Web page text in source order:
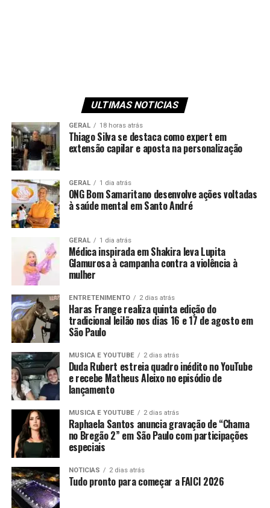
ULTIMAS NOTICIAS
GERAL 18 horas atrás
Thiago Silva se destaca como expert em
extensão capilar e aposta na personalização
GERAL 1 dia atrás
ONG Bom Samaritano desenvolve ações voltadas
à saúde mental em Santo André
GERAL 1 dia atrás
Médica inspirada em Shakira leva Lupita
Glamurosa à campanha contra a violência à
mulher
ENTRETENIMENTO 2 dias atrás
Haras Frange realiza quinta edição do
tradicional leilão nos dias 16 e 17 de agosto em
São Paulo
MUSICA E YOUTUBE 2 dias atrás
Duda Rubert estreia quadro inédito no YouTube
e recebe Matheus Aleixo no episódio de
lançamento
MUSICA E YOUTUBE 2 dias atrás
Raphaela Santos anuncia gravação de “Chama
no Bregão 2” em São Paulo com participações
especiais
NOTICIAS 2 dias atrás
Tudo pronto para começar a FAICI 2026